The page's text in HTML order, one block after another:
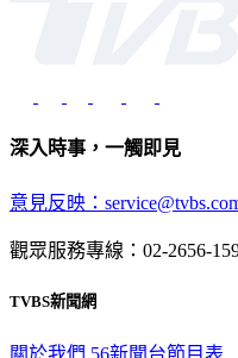
深入時事，一觸即見
意見反映：
觀眾服務專線：02-2656-
TVBS新聞網
關於我們 56新聞台節目表